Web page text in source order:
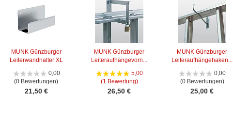
MUNK Günzburger
Leiterwandhalter XL
0,00
(0 Bewertungen)
21,50 €
MUNK Günzburger
Leiteraufhängevorri...
5,00
(1 Bewertung)
26,50 €
MUNK Günzburger
Leiteraufhängehaken...
0,00
(0 Bewertungen)
25,00 €